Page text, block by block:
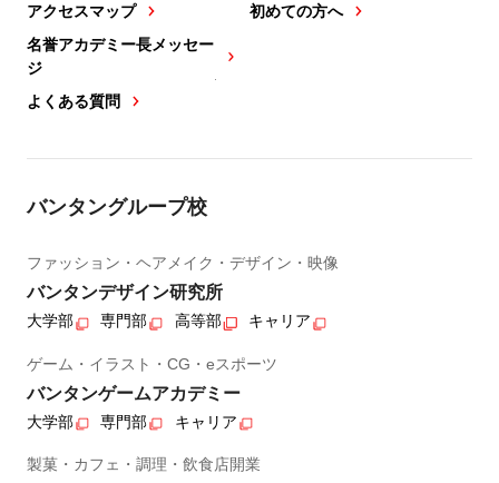
アクセスマップ
名誉アカデミー長メッセー
ジ
よくある質問
初めての方へ
バンタングループ校
ファッション・ヘアメイク・デザイン・映像
バンタンデザイン研究所
大学部 専門部 高等部 キャリア
ゲーム・イラスト・CG・eスポーツ
バンタンゲームアカデミー
大学部 専門部 キャリア
製菓・カフェ・調理・飲食店開業